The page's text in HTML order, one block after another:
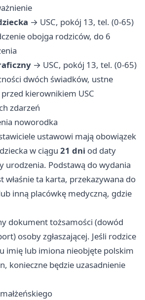
→ USC, pokój 13, tel. (0-65)
obojga rodziców, do 6
→ USC, pokój 13, tel. (0-65)
dwóch świadków, ustne
kierownikiem USC
zdarzeń
noworodka
ustawowi mają obowiązek
w ciągu 21 dni od daty
urodzenia. Podstawą do wydania
właśnie ta karta, przekazywana do
inną placówkę medyczną, gdzie
dokument tożsamości (dowód
osoby zgłaszającej. Jeśli rodzice
imię lub imiona nieobjęte polskim
konieczne będzie uzasadnienie